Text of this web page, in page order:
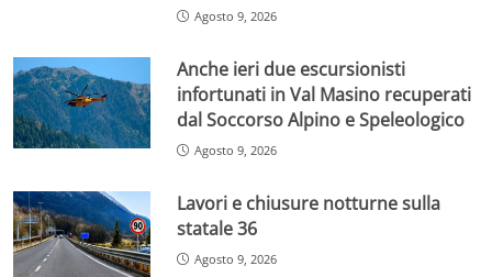
Agosto 9, 2026
Anche ieri due escursionisti
infortunati in Val Masino recuperati
dal Soccorso Alpino e Speleologico
Agosto 9, 2026
Lavori e chiusure notturne sulla
statale 36
Agosto 9, 2026